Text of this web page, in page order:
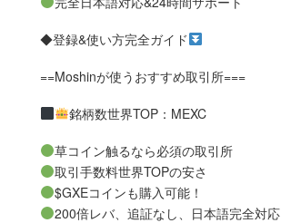
◆登録&使い方完全ガイド
==Moshinが使うおすすめ取引所===
銘柄数世界TOP：MEXC
草コイン触るなら必須の取引所
取引手数料世界TOPの安さ
$GXEコインも購入可能！
200倍レバ、追証なし、日本語完全対応